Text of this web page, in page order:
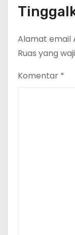
Alamat email
Ruas yang
Komentar *